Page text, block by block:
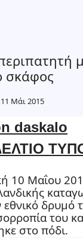
σκάφος
11 Μάι 2015
10 Μαΐου
εθνικό δρυμό
του
στο πόδι.